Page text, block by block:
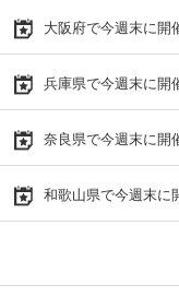
大阪府で今週末に開
兵庫県で今週末に開
奈良県で今週末に開
和歌山県で今週末に